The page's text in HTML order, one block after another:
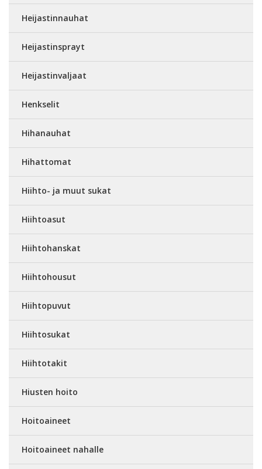
Heijastinnauhat
Heijastinsprayt
Heijastinvaljaat
Henkselit
Hihanauhat
Hihattomat
Hiihto- ja muut sukat
Hiihtoasut
Hiihtohanskat
Hiihtohousut
Hiihtopuvut
Hiihtosukat
Hiihtotakit
Hiusten hoito
Hoitoaineet
Hoitoaineet nahalle